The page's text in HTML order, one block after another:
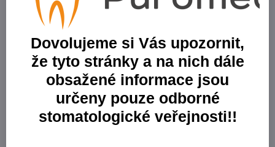
Skladem
2341,29 Kč
2090,43 Kč
Varianta:DentoCrown 1 x 50 ml (76 g) kartuše A2
Skladové číslo:DWNHD50-A2
Skladem
2341,29 Kč
2090,43 Kč bez DPH
Dovolujeme si Vás upozornit,
že tyto stránky a na nich dále
obsažené informace jsou
určeny pouze odborné
stomatologické veřejnosti!!